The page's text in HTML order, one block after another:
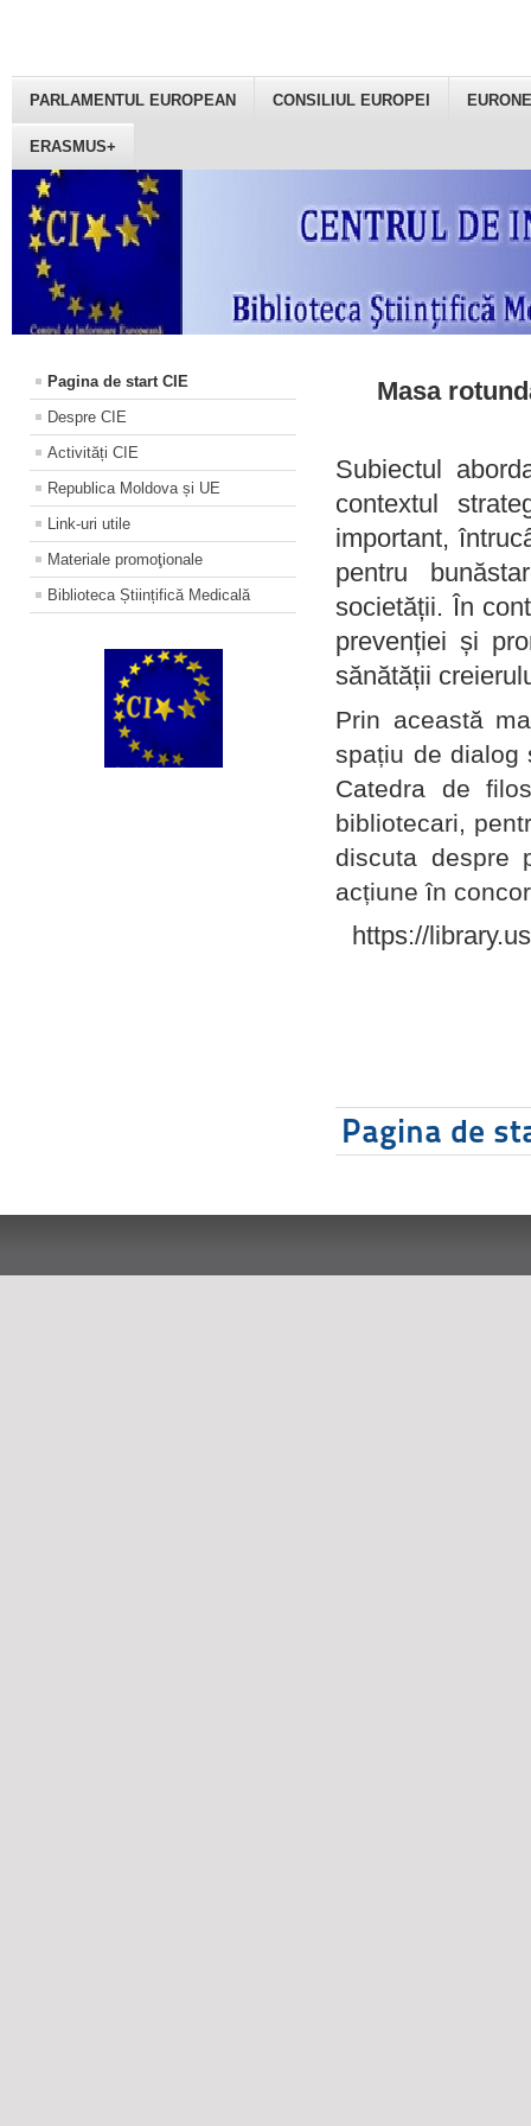
PARLAMENTUL EUROPEAN CONSILIUL EUROPEI
ERASMUS+
Pagina de start CIE
Despre CIE
Activități CIE
Republica Moldova și UE
Link-uri utile
Materiale promoţionale
Biblioteca Științifică Medicală
Masa
Subiectul
contextul
important,
pentru
societății. În
prevenției și
sănătății
Prin această
spațiu de dialog
Catedra de
bibliotecari,
discuta despre
acțiune în
https://
Pagina de